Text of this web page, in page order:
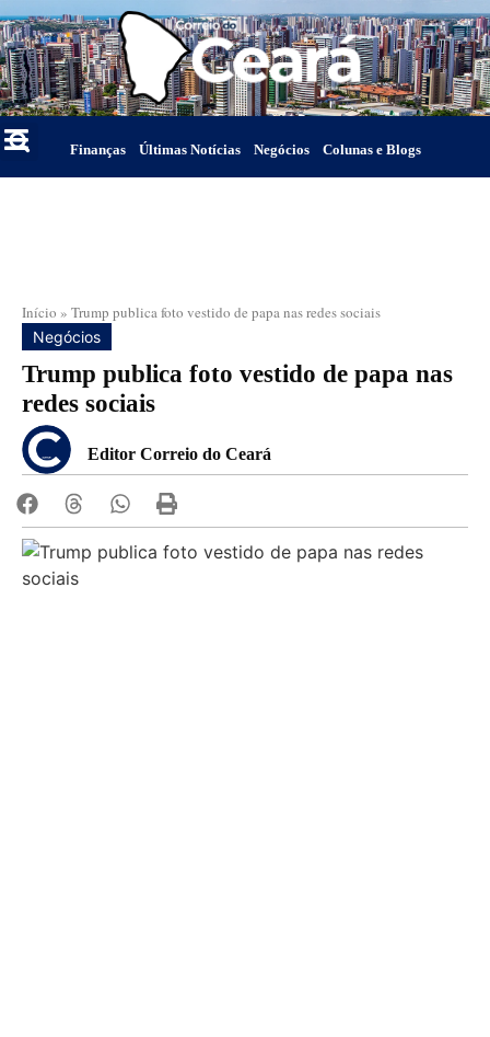
Finanças Últimas Notícias Negócios Colunas e Blogs
Início » Trump publica foto vestido de papa nas redes sociais
Negócios
Trump publica foto vestido de papa nas
redes sociais
Editor Correio do Ceará